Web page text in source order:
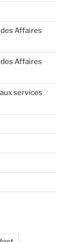
Affaires
Affaires
services